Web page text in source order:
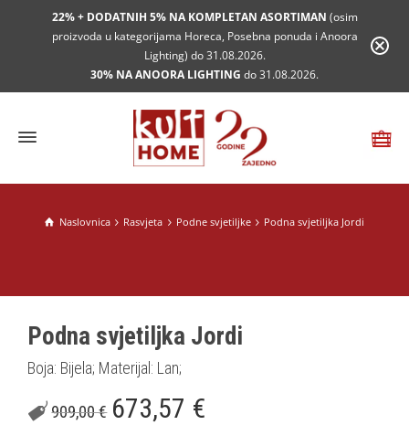
22% + DODATNIH 5% NA KOMPLETAN ASORTIMAN (osim
proizvoda u kategorijama Horeca, Posebna ponuda i Anoora
Lighting) do 31.08.2026.
30% NA ANOORA LIGHTING do 31.08.2026.
Naslovnica Rasvjeta Podne svjetiljke Podna svjetiljka Jordi
Podna svjetiljka Jordi
Boja: Bijela; Materijal: Lan;
909,00€ 673,57 €